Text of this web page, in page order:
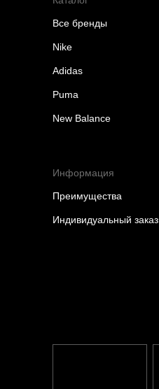
Все бренды
Nike
Adidas
Puma
New Balance
Информация
Преимущества
Индивидуальный заказ